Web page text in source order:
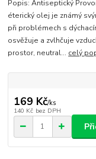
Popis: Antiseptický
éterický olej je známý
při problémech s
osvěžuje a zvlhčuje
prostor, neutral... celý
169 Kč/ks
140 Kč bez DPH